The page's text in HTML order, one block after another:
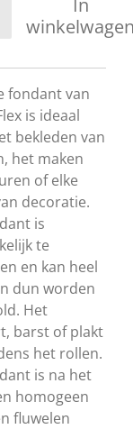
In
fondant van
is ideaal
bekleden van
het maken
of elke
decoratie.
is
te
en kan heel
dun worden
Het
barst of plakt
het rollen.
is na het
homogeen
fluwelen